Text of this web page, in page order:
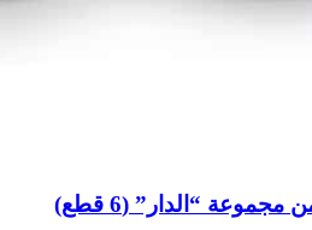
“الدار” (6 قطع)